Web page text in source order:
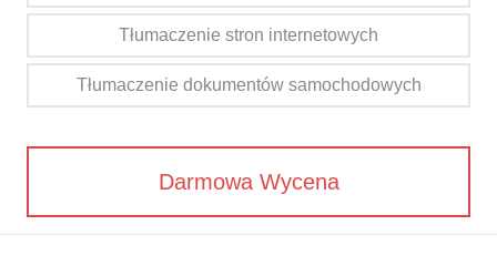
Tłumaczenie stron internetowych
Tłumaczenie dokumentów samochodowych
Darmowa Wycena